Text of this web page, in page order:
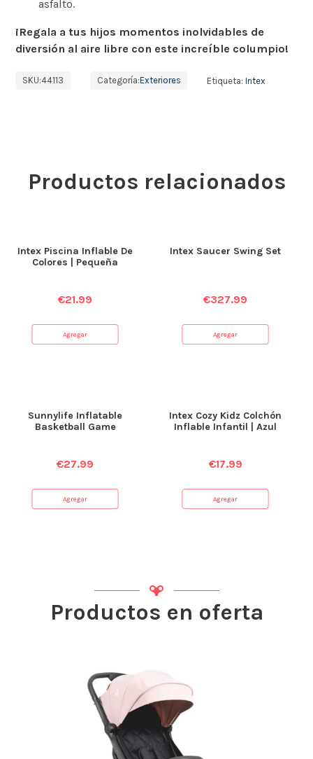
asfalto.
¡Regala a tus hijos momentos inolvidables de
diversión al aire libre con este increíble columpio!
SKU:44113 Categoría:Exteriores Etiqueta:Intex
Productos relacionados
Intex Piscina Inflable De
Colores | Pequeña
€21.99
Agregar
Intex Saucer Swing Set
€327.99
Agregar
Sunnylife Inflatable
Basketball Game
€27.99
Agregar
Intex Cozy Kidz Colchón
Inflable Infantil | Azul
€17.99
Agregar
Productos en oferta